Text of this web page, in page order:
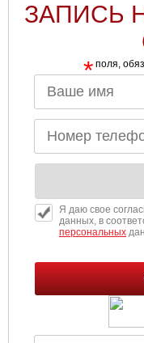
ЗАПИСЬ
* поля,
Я даю свое
данных, в
персональных